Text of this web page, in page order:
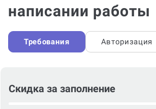
написании работы
Требования Авторизация
Скидка за заполнение